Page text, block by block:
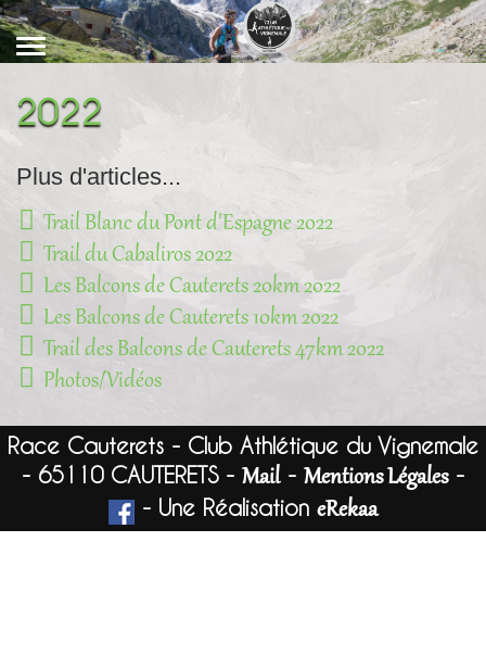
2022
Plus d'articles...
Trail Blanc du Pont d'Espagne 2022
Trail du Cabaliros 2022
Les Balcons de Cauterets 20km 2022
Les Balcons de Cauterets 10km 2022
Trail des Balcons de Cauterets 47km 2022
Photos/Vidéos
Race Cauterets - Club Athlétique du Vignemale
- 65110 CAUTERETS - Mail- Mentions Légales-
- Une Réalisation eRekaa